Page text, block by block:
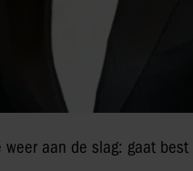
weer aan de slag: gaat best